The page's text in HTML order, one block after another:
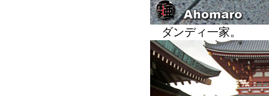
ダンディ一家。